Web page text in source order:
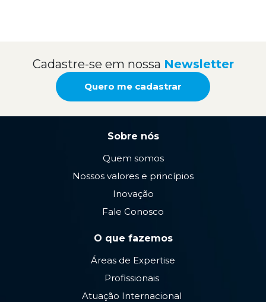
Cadastre-se em nossa Newsletter
Quero me cadastrar
Sobre nós
Quem somos
Nossos valores e princípios
Inovação
Fale Conosco
O que fazemos
Áreas de Expertise
Profissionais
Atuação Internacional